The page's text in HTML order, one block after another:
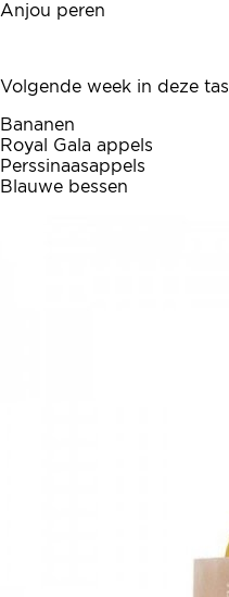
Anjou peren
Volgende week in deze tas
Bananen
Royal Gala appels
Perssinaasappels
Blauwe bessen